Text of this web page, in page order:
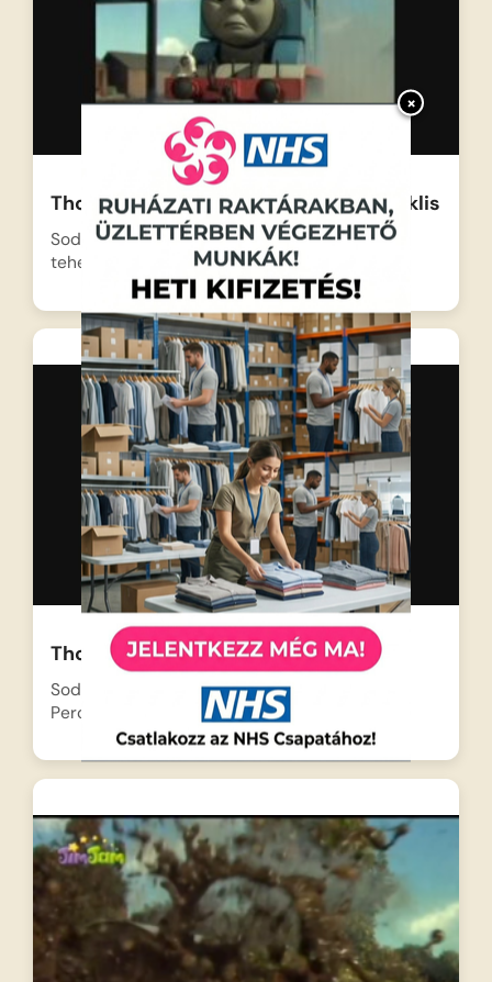
×
Thomas a gőzmozdony – Hektor a háklis
Sodor szigetén feltűnik egy hatalmas, fekete
tehervagon, akit Hektornak hívnak….
Thomas és az űrhajó
Sodor szigetére sűrű köd ereszkedett, amikor
Percy, a kis zöld…